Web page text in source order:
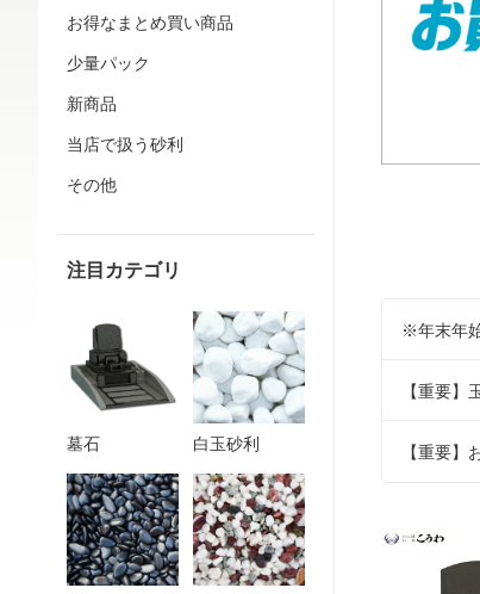
お得なまとめ買い商品
少量パック
新商品
当店で扱う砂利
その他
注目カテゴリ
墓石 白玉砂利
※年末年
【重要】
【重要】